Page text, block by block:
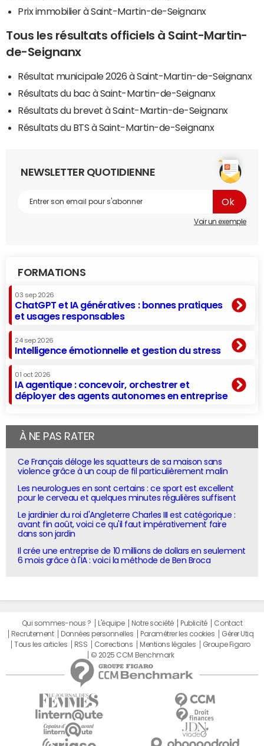
Prix immobilier à Saint-Martin-de-Seignanx
Tous les résultats officiels à Saint-Martin-
de-Seignanx
Résultat municipale 2026 à Saint-Martin-de-Seignanx
Résultats du bac à Saint-Martin-de-Seignanx
Résultats du brevet à Saint-Martin-de-Seignanx
Résultats du BTS à Saint-Martin-de-Seignanx
NEWSLETTER QUOTIDIENNE
Voir un exemple
FORMATIONS
03 sep 2026
ChatGPT et IA génératives : bonnes pratiques
et usages responsables
24 sep 2026
Intelligence émotionnelle et gestion du stress
01 oct 2026
IA agentique : concevoir, orchestrer et
déployer des agents autonomes en entreprise
À NE PAS RATER
Ce Français déloge les squatteurs de sa maison sans
violence grâce à un coup de fil particulièrement malin
Les neurologues en sont certains : ce sport est excellent
pour le cerveau et quelques minutes régulières suffisent
Le jardinier du roi d'Angleterre Charles III est catégorique :
avant fin août, voici ce qu'il faut impérativement faire
dans son jardin
Il crée une entreprise de 10 millions de dollars en seulement
6 mois grâce à l'IA : voici la méthode de Ben Broca
Qui sommes-nous ? L'équipe Notre société Publicité
Contact
Recrutement
Données personnelles Paramétrer les cookies
Gérer Utiq
Tous les articles
RSS Corrections Mentions légales
Groupe Figaro
© 2025 CCM Benchmark